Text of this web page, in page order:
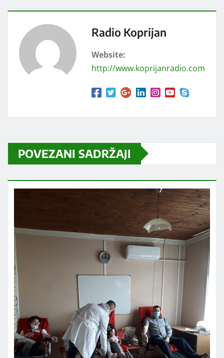
Radio Koprijan
Website:
http://www.koprijanradio.com
POVEZANI SADRŽAJI